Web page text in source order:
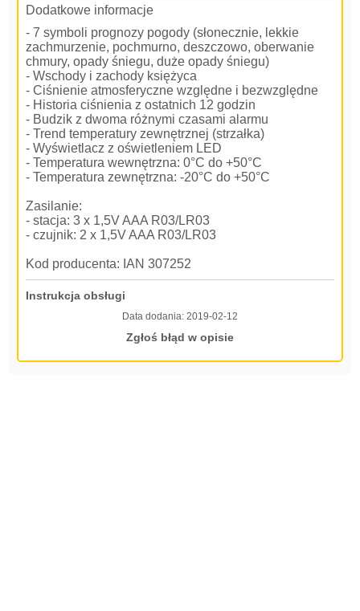
Dodatkowe informacje
- 7 symboli prognozy pogody (słonecznie, lekkie
zachmurzenie, pochmurno, deszczowo, oberwanie
chmury, opady śniegu, duże opady śniegu)
- Wschody i zachody księżyca
- Ciśnienie atmosferyczne względne i bezwzględne
- Historia ciśnienia z ostatnich 12 godzin
- Budzik z dwoma różnymi czasami alarmu
- Trend temperatury zewnętrznej (strzałka)
- Wyświetlacz z oświetleniem LED
- Temperatura wewnętrzna: 0°C do +50°C
- Temperatura zewnętrzna: -20°C do +50°C
Zasilanie:
- stacja: 3 x 1,5V AAA R03/LR03
- czujnik: 2 x 1,5V AAA R03/LR03
Kod producenta: IAN 307252
Instrukcja obsługi
Data dodania: 2019-02-12
Zgłoś błąd w opisie